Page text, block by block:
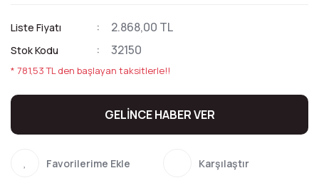
Liste Fiyatı 2.868,00 TL
Stok Kodu 32150
* 781,53 TL den başlayan taksitlerle!!
GELİNCE HABER VER
Karşılaştır